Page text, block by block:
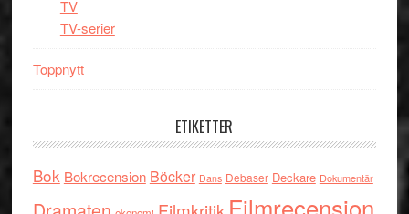
TV
TV-serier
Toppnytt
ETIKETTER
Bok Bokrecension Böcker Dans Debaser Deckare Dokumentär
Filmrecension